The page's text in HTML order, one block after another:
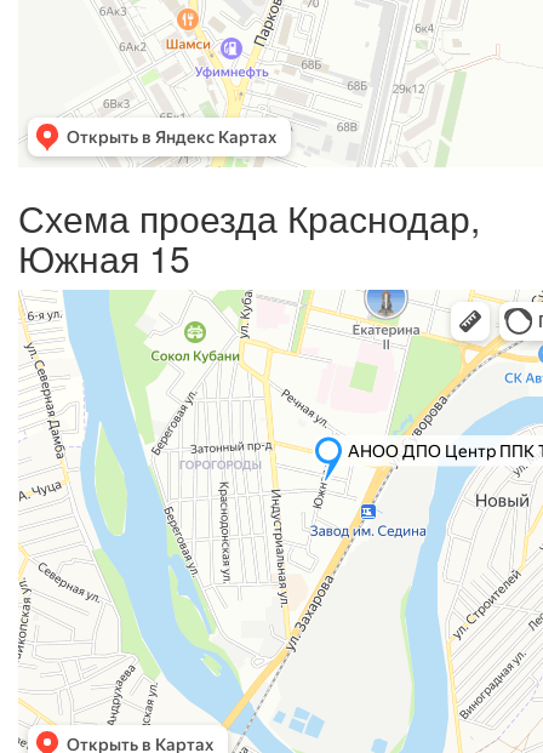
Схема проезда Краснодар,
Южная 15